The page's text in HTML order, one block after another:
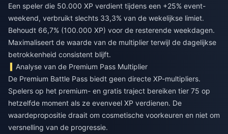
Een speler die 50.000 XP verdient tijdens een +25% event-
weekend, verbruikt slechts 33,3% van de wekelijkse limiet.
Behoudt 66,7% (100.000 XP) voor de resterende weekdagen.
Maximaliseert de waarde van de multiplier terwijl de dagelijkse
betrokkenheid consistent blijft.
Analyse van de Premium Pass Multiplier
De Premium Battle Pass biedt geen directe XP-multipliers.
Spelers op het premium- en gratis traject bereiken tier 75 op
hetzelfde moment als ze evenveel XP verdienen. De
waardepropositie draait om cosmetische voorkeuren en niet om
versnelling van de progressie.